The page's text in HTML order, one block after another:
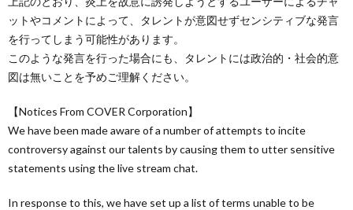
ットやコメントによって、タレントが意図せずセンシティブな発言
を行ってしまう可能性があります。
このような発言を行った場合にも、タレントには政治的・社会的意
図は無いことを予めご理解ください。
【Notices From COVER Corporation】
We have been made aware of a number of attempts to incite
controversy against our talents by causing them to utter sensitive
statements using the live stream chat.
In response to this, we have set up a list of terms unable to be